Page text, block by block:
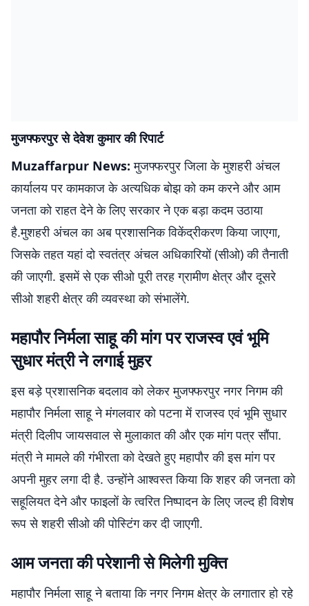
मुजफ्फरपुर से देवेश कुमार की रिपार्ट
Muzaffarpur News: मुजफ्फरपुर जिला के मुशहरी अंचल
कार्यालय पर कामकाज के अत्यधिक बोझ को कम करने और आम
जनता को राहत देने के लिए सरकार ने एक बड़ा कदम उठाया
है.मुशहरी अंचल का अब प्रशासनिक विकेंद्रीकरण किया जाएगा,
जिसके तहत यहां दो स्वतंत्र अंचल अधिकारियों (सीओ) की तैनाती
की जाएगी. इसमें से एक सीओ पूरी तरह ग्रामीण क्षेत्र और दूसरे
सीओ शहरी क्षेत्र की व्यवस्था को संभालेंगे.
महापौर निर्मला साहू की मांग पर राजस्व एवं भूमि
सुधार मंत्री ने लगाई मुहर
इस बड़े प्रशासनिक बदलाव को लेकर मुजफ्फरपुर नगर निगम की
महापौर निर्मला साहू ने मंगलवार को पटना में राजस्व एवं भूमि सुधार
मंत्री दिलीप जायसवाल से मुलाकात की और एक मांग पत्र सौंपा.
मंत्री ने मामले की गंभीरता को देखते हुए महापौर की इस मांग पर
अपनी मुहर लगा दी है. उन्होंने आश्वस्त किया कि शहर की जनता को
सहूलियत देने और फाइलों के त्वरित निष्पादन के लिए जल्द ही विशेष
रूप से शहरी सीओ की पोस्टिंग कर दी जाएगी.
आम जनता की परेशानी से मिलेगी मुक्ति
महापौर निर्मला साहू ने बताया कि नगर निगम क्षेत्र के लगातार हो रहे